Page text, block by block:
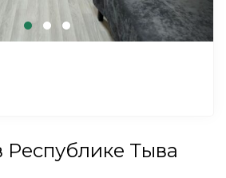
Республике Тыва